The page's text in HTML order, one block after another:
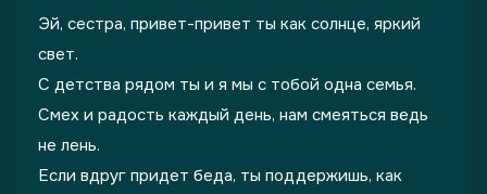
Эй, сестра, привет-привет ты как солнце, яркий
свет.
С детства рядом ты и я мы с тобой одна семья.
Смех и радость каждый день, нам смеяться ведь
не лень.
Если вдруг придет беда, ты поддержишь, как